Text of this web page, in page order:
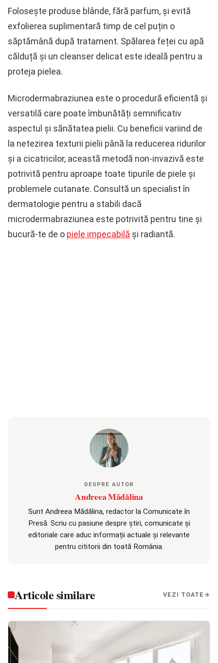
Folosește produse blânde, fără parfum, și evită
exfolierea suplimentară timp de cel puțin o
săptămână după tratament. Spălarea feței cu apă
călduță și un cleanser delicat este ideală pentru a
proteja pielea.
Microdermabraziunea este o procedură eficientă și
versatilă care poate îmbunătăți semnificativ
aspectul și sănătatea pielii. Cu beneficii variind de
la netezirea texturii pielii până la reducerea ridurilor
și a cicatricilor, această metodă non-invazivă este
potrivită pentru aproape toate tipurile de piele și
problemele cutanate. Consultă un specialist în
dermatologie pentru a stabili dacă
microdermabraziunea este potrivită pentru tine și
bucură-te de o piele impecabilă și radiantă.
DESPRE AUTOR
Andreea Mădălina
Sunt Andreea Mădălina, redactor la Comunicate în
Presă. Scriu cu pasiune despre știri, comunicate și
editoriale care aduc informații actuale și relevante
pentru cititorii din toată România.
Articole similare VEZI TOATE